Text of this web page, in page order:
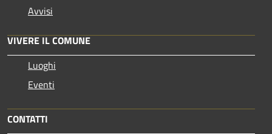
Avvisi
VIVERE IL COMUNE
Luoghi
Eventi
CONTATTI